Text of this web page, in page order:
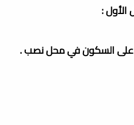
الأول :
السكون في محل نصب .